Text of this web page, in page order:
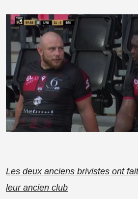
Les deux anciens brivistes ont
leur ancien club